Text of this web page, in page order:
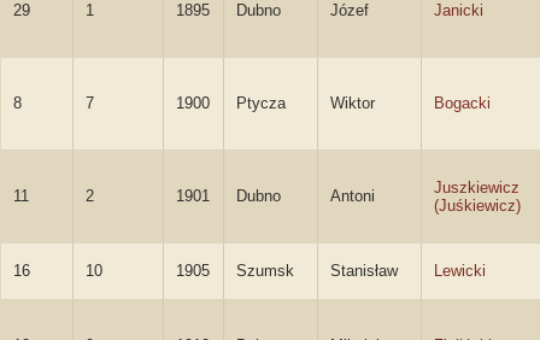
29 1 1895 Dubno Józef Janicki
8 7 1900 Ptycza Wiktor Bogacki
11 2 1901 Dubno Antoni
Juszkiewicz
(Juśkiewicz)
16 10 1905 Szumsk Stanisław Lewicki